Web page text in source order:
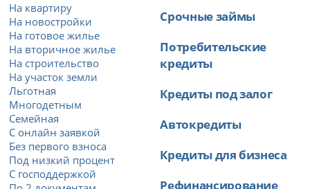
На квартиру
На новостройки
На готовое жилье
На вторичное жилье
На строительство
На участок земли
Льготная
Многодетным
Семейная
С онлайн заявкой
Без первого взноса
Под низкий процент
С господдержкой
Срочные займы
Потребительские
кредиты
Кредиты под залог
Автокредиты
Кредиты для бизнеса
Рефинансирование